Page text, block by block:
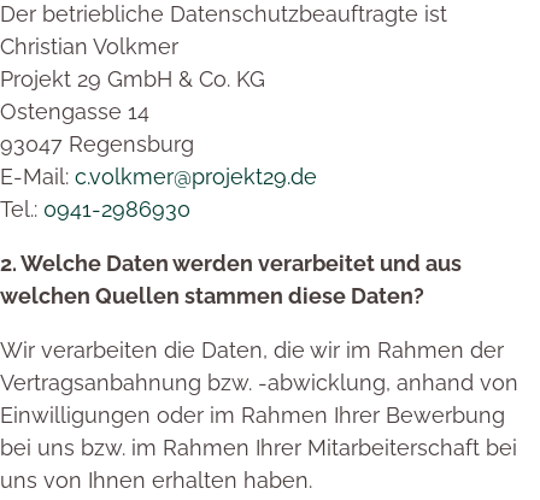
Der betriebliche Datenschutzbeauftragte ist
Christian Volkmer
Projekt 29 GmbH & Co. KG
Ostengasse 14
93047 Regensburg
E-Mail: c.volkmer@projekt29.de
Tel.: 0941-2986930
2. Welche Daten werden verarbeitet und aus
welchen Quellen stammen diese Daten?
Wir verarbeiten die Daten, die wir im Rahmen der
Vertragsanbahnung bzw. -abwicklung, anhand von
Einwilligungen oder im Rahmen Ihrer Bewerbung
bei uns bzw. im Rahmen Ihrer Mitarbeiterschaft bei
uns von Ihnen erhalten haben.